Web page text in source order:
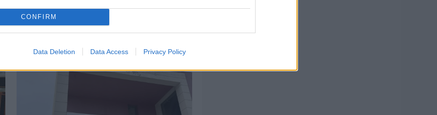
CONFIRM
Data Deletion Data Access Privacy Policy
Πριν 3 ημέρες
Αδειάζουν τα νησιά – Το δημογραφικό στο
«κόκκινο»